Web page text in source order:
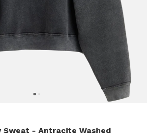
Sweat - Antracite Washed